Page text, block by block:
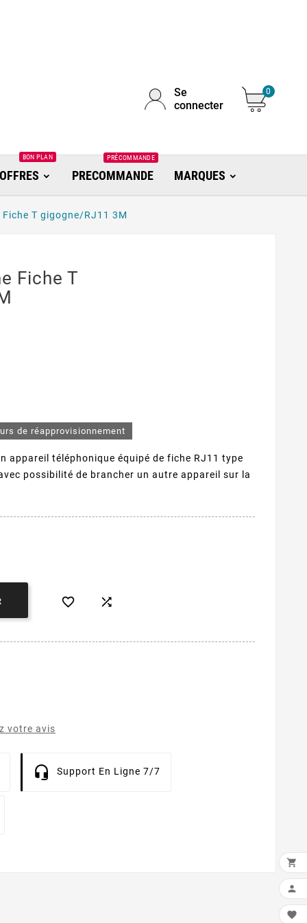
Se
connecter
0
OFFRES
BON PLAN
PRECOMMANDE
PRÉCOMMANDE
MARQUES
T gigogne/RJ11 3M
Fiche T
de réapprovisionnement
appareil téléphonique équipé de fiche RJ11 type
possibilité de brancher un autre appareil sur la
 
votre avis
Support En Ligne 7/7


